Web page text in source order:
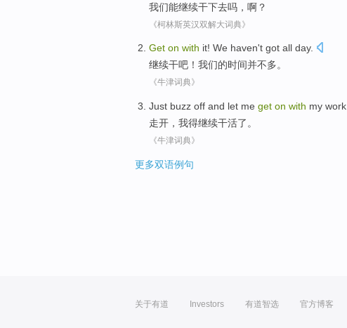
我们能继续干下去吗， 啊 ？
《柯林斯英汉双解大词典》
Get on with it! We haven't got all day.
继续干吧 ！ 我们的时间并不多。
《牛津词典》
Just buzz off and let me get on with my work
走开 ， 我得继续干活了。
《牛津词典》
更多双语例句
关于有道 Investors 有道智选 官方博客